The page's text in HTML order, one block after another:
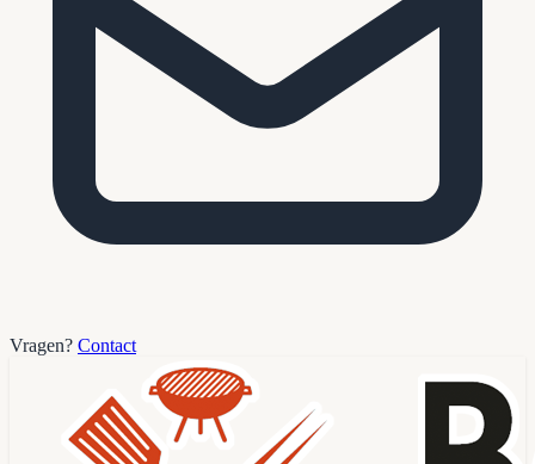
Vragen? Contact